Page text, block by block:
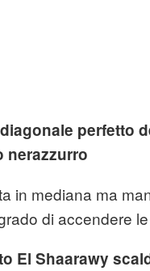
perfetto
nerazzurro
in mediana ma
di accendere
El Shaarawy